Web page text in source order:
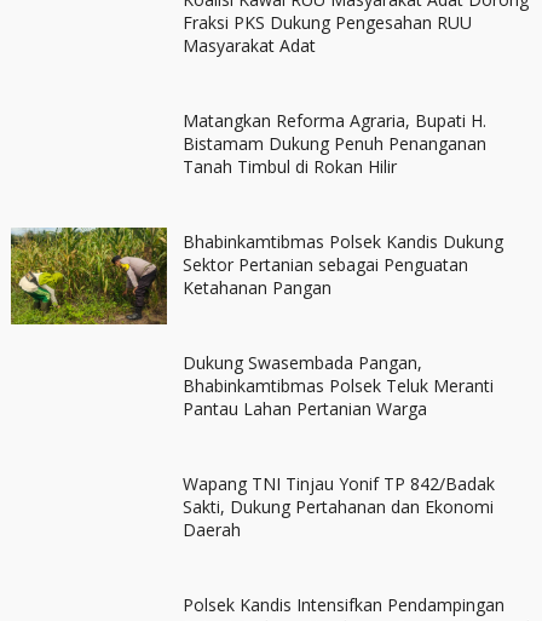
Fraksi PKS Dukung Pengesahan RUU
Masyarakat Adat
Matangkan Reforma Agraria, Bupati H.
Bistamam Dukung Penuh Penanganan
Tanah Timbul di Rokan Hilir
Bhabinkamtibmas Polsek Kandis Dukung
Sektor Pertanian sebagai Penguatan
Ketahanan Pangan
Dukung Swasembada Pangan,
Bhabinkamtibmas Polsek Teluk Meranti
Pantau Lahan Pertanian Warga
Wapang TNI Tinjau Yonif TP 842/Badak
Sakti, Dukung Pertahanan dan Ekonomi
Daerah
Polsek Kandis Intensifkan Pendampingan